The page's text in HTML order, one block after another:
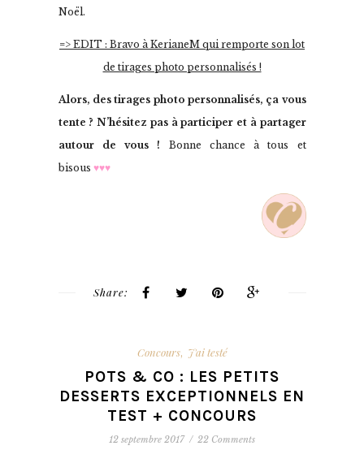
Noël.
=> EDIT : Bravo à KerianeM qui remporte son lot
de tirages photo personnalisés !
Alors, des tirages photo personnalisés, ça vous
tente ? N’hésitez pas à participer et à partager
autour de vous ! Bonne chance à tous et
bisous ♥♥♥
Share:
Concours, J'ai testé
POTS & CO : LES PETITS
DESSERTS EXCEPTIONNELS EN
TEST + CONCOURS
12 septembre 2017 / 22 Comments